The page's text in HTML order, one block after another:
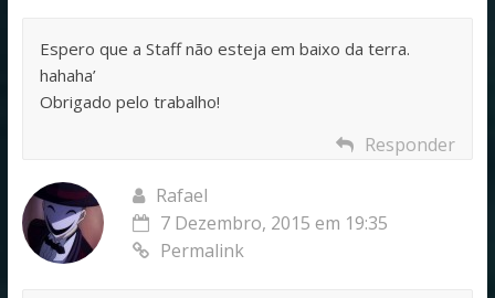
Espero que a Staff não esteja em baixo da terra.
hahaha’
Obrigado pelo trabalho!
Responder
Rafael
7 Dezembro, 2015 em 19:35
Permalink